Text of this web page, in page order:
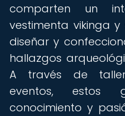
comparten un
vestimenta vikinga
diseñar y
hallazgos
A través de
eventos, estos
conocimiento y